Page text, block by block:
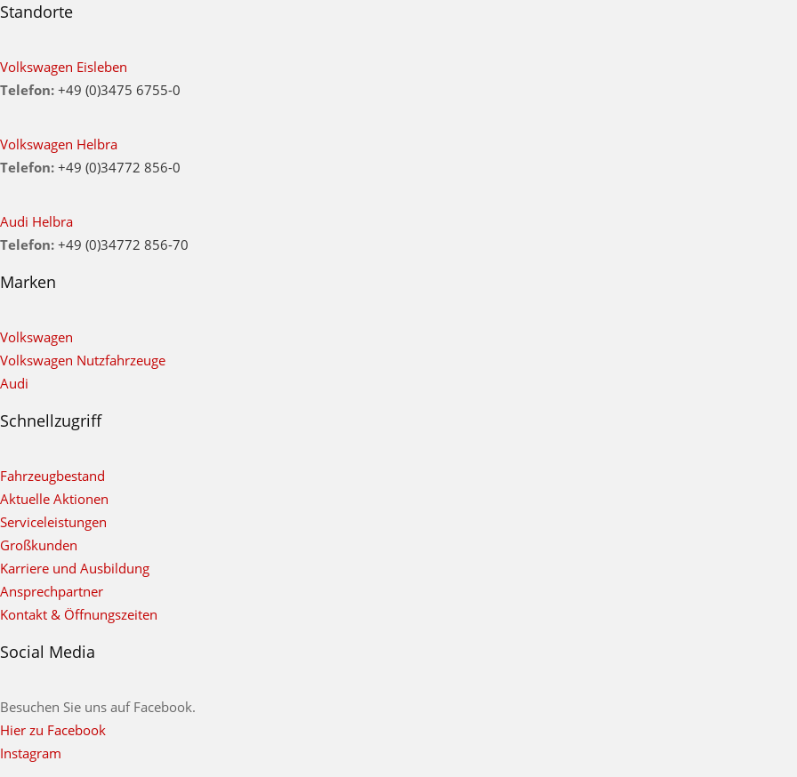
Standorte
Volkswagen Eisleben
Telefon: +49 (0)3475 6755-0
Volkswagen Helbra
Telefon: +49 (0)34772 856-0
Audi Helbra
Telefon: +49 (0)34772 856-70
Marken
Volkswagen
Volkswagen Nutzfahrzeuge
Audi
Schnellzugriff
Fahrzeugbestand
Aktuelle Aktionen
Serviceleistungen
Großkunden
Karriere und Ausbildung
Ansprechpartner
Kontakt & Öffnungszeiten
Social Media
Besuchen Sie uns auf Facebook.
Hier zu Facebook
Instagram